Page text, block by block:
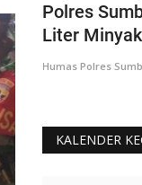
Polres
Liter
Humas Polres
KALENDER